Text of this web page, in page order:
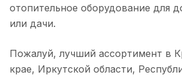
отопительное оборудование для
или дачи.
Пожалуй, лучший ассортимент в
крае, Иркутской области,